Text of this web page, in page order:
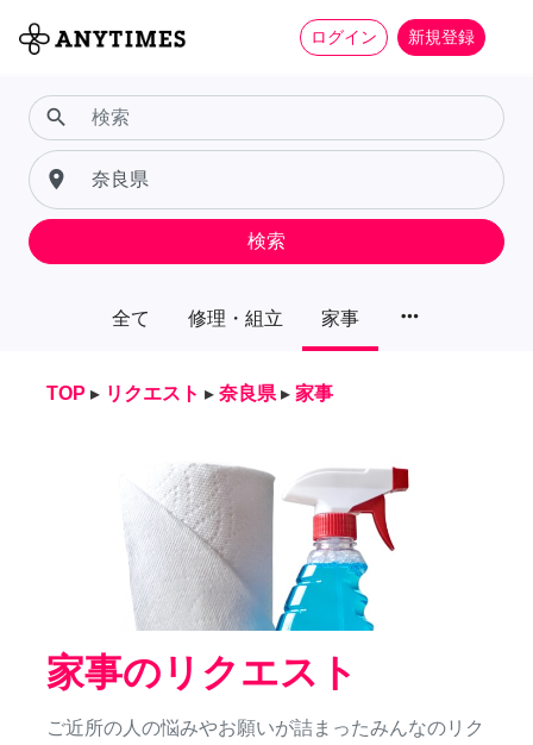
ログイン 新規登録
全て 修理・組立 家事 more_horiz
search
place
検索
TOP ▸ リクエスト ▸ 奈良県 ▸ 家事
家事のリクエスト
ご近所の人の悩みやお願いが詰まったみんなのリク